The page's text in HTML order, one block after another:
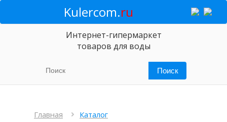
Kulercom.ru
Интернет-гипермаркет
товаров для воды
Главная
Каталог